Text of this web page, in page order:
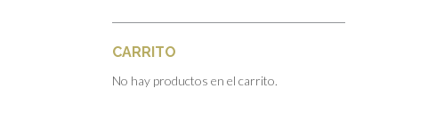
CARRITO
No hay productos en el carrito.